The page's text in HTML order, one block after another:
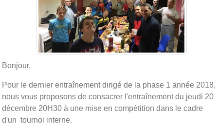
Bonjour,
Pour le dernier entraînement dirigé de la phase 1 année 2018,
nous vous proposons de consacrer l'entraînement du jeudi 20
décembre 20H30 à une mise en compétition dans le cadre
d'un tournoi interne.